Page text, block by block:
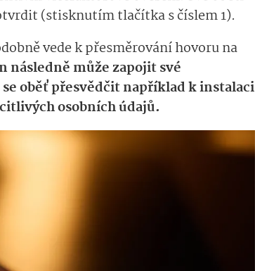
(stisknutím tlačítka s číslem 1).
vede k přesměrování hovoru na
následně může zapojit své
oběť přesvědčit například k instalaci
osobních údajů.